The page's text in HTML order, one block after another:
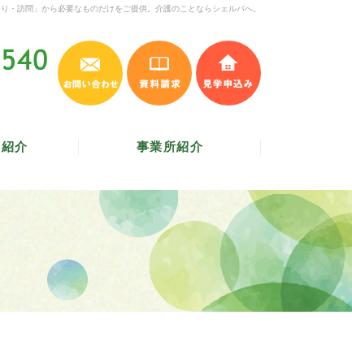
・訪問」から必要なものだけをご提供。介護のことならシェルパへ。
045-620-5540
受付時間 9:30～17:30／ 定休日 土・日・祝
お問い合わせ 資料請求
介 事業所紹介